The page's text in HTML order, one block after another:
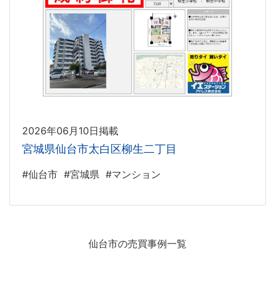
2026年06月10日掲載
宮城県仙台市太白区柳生二丁目
#仙台市 #宮城県 #マンション
仙台市の売買事例一覧